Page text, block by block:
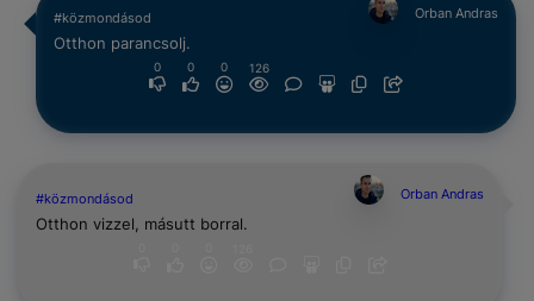
#közmondásod Orban Andras
Otthon parancsolj.
0 0 0 126
#közmondásod Orban Andras
Otthon vizzel, másutt borral.